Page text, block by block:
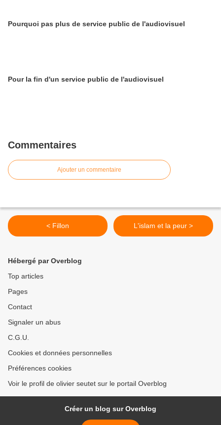
Pourquoi pas plus de service public de l'audiovisuel
Pour la fin d'un service public de l'audiovisuel
Commentaires
Ajouter un commentaire
< Fillon L'islam et la peur >
Hébergé par Overblog
Top articles
Pages
Contact
Signaler un abus
C.G.U.
Cookies et données personnelles
Préférences cookies
Voir le profil de olivier seutet sur le portail Overblog
Créer un blog sur Overblog